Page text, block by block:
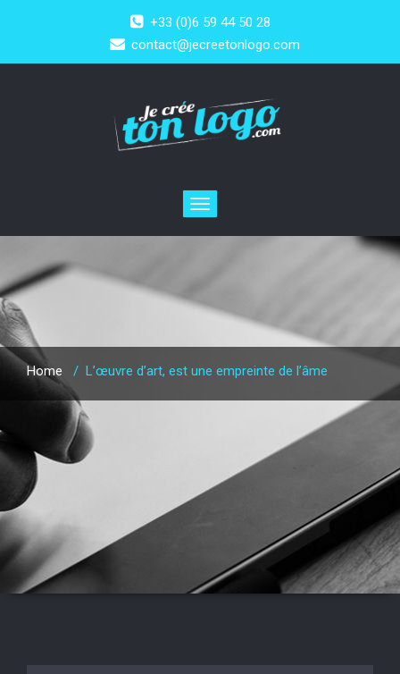
+33 (0)6 59 44 50 28
contact@jecreetonlogo.com
Toggle
navigation
Home / L’œuvre d’art, est une empreinte de l’âme